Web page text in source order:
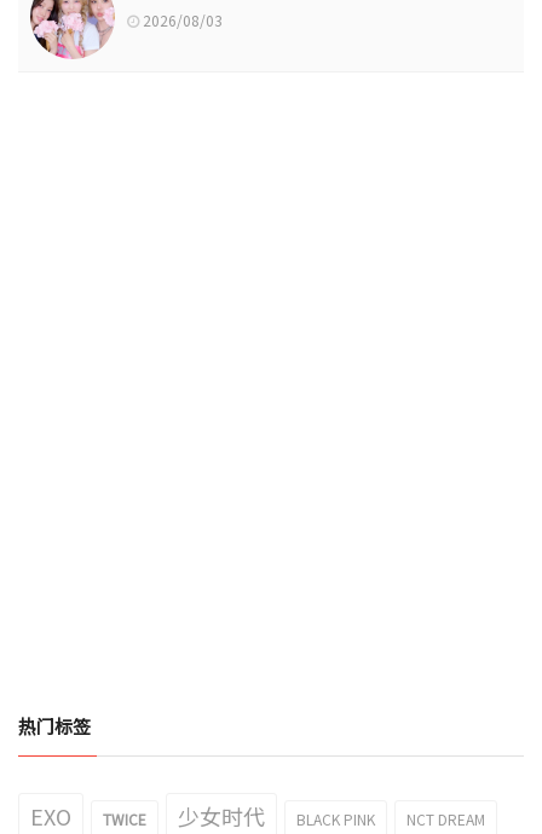
2026/08/03
热门标签
EXO TWICE 少女时代 BLACK PINK NCT DREAM